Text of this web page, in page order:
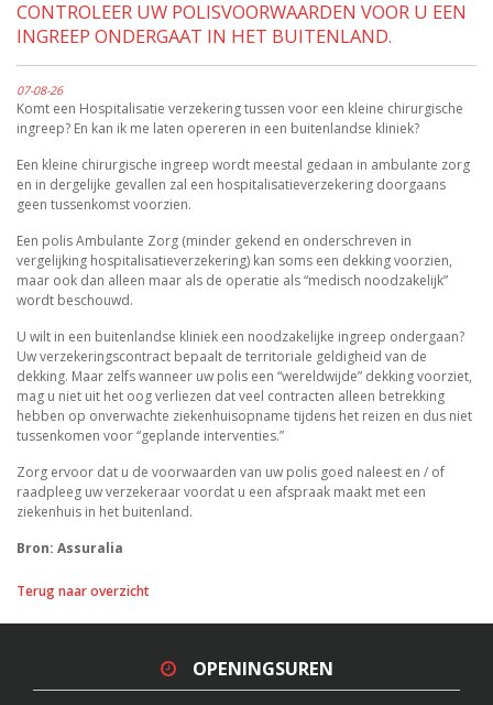
CONTROLEER UW POLISVOORWAARDEN VOOR U EEN
INGREEP ONDERGAAT IN HET BUITENLAND.
07-08-26
Komt een Hospitalisatie verzekering tussen voor een kleine chirurgische
ingreep? En kan ik me laten opereren in een buitenlandse kliniek?
Een kleine chirurgische ingreep wordt meestal gedaan in ambulante zorg
en in dergelijke gevallen zal een hospitalisatieverzekering doorgaans
geen tussenkomst voorzien.
Een polis Ambulante Zorg (minder gekend en onderschreven in
vergelijking hospitalisatieverzekering) kan soms een dekking voorzien,
maar ook dan alleen maar als de operatie als “medisch noodzakelijk”
wordt beschouwd.
U wilt in een buitenlandse kliniek een noodzakelijke ingreep ondergaan?
Uw verzekeringscontract bepaalt de territoriale geldigheid van de
dekking. Maar zelfs wanneer uw polis een “wereldwijde” dekking voorziet,
mag u niet uit het oog verliezen dat veel contracten alleen betrekking
hebben op onverwachte ziekenhuisopname tijdens het reizen en dus niet
tussenkomen voor “geplande interventies.”
Zorg ervoor dat u de voorwaarden van uw polis goed naleest en / of
raadpleeg uw verzekeraar voordat u een afspraak maakt met een
ziekenhuis in het buitenland.
Bron: Assuralia
Terug naar overzicht
OPENINGSUREN